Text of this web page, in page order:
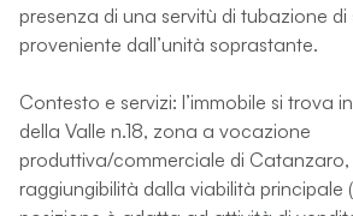
presenza di una servitù di tubazione
proveniente dall’unità soprastante.
Contesto e servizi: l’immobile si trova
della Valle n.18, zona a vocazione
produttiva/commerciale di
raggiungibilità dalla viabilità principale